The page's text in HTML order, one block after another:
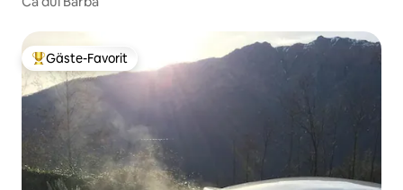
Beliebter Gäste-Favorit.
Gäste-Favorit